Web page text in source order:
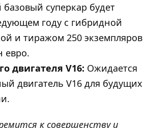
суперкар будет
году с гибридной
и тиражом 250 экземпляров
евро.
двигателя V16: Ожидается
двигатель V16 для будущих
к совершенству и